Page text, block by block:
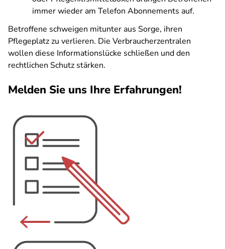
immer wieder am Telefon Abonnements auf.
Betroffene schweigen mitunter aus Sorge, ihren
Pflegeplatz zu verlieren. Die Verbraucherzentralen
wollen diese Informationslücke schließen und den
rechtlichen Schutz stärken.
Melden Sie uns Ihre Erfahrungen!